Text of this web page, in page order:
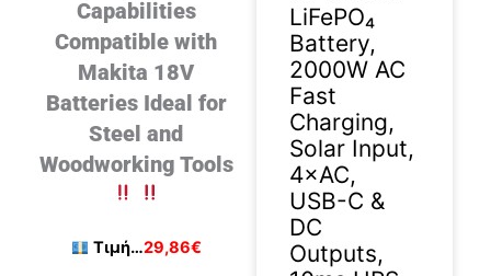
Capabilities
Compatible with
Makita 18V
Batteries Ideal for
Steel and
Woodworking Tools
Τιμή…29,86€
LiFePO₄
Battery,
2000W AC
Fast
Charging,
Solar Input,
4×AC,
USB-C &
DC
Outputs,